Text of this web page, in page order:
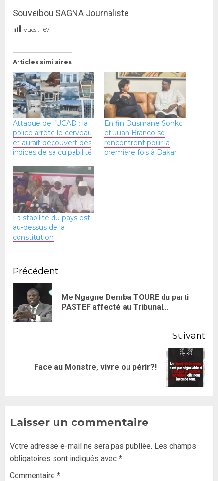
Souveibou SAGNA Journaliste
vues : 167
Articles similaires
Attaque de l’UCAD : la
police arrête le cerveau
et aurait découvert des
indices de sa culpabilité
En fin Ousmane Sonko
et Juan Branco se
rencontrent pour la
première fois à Dakar
La stabilité du pays est
au-dessus de la
constitution
Précédent
Me Ngagne Demba TOURE du parti
PASTEF affecté au Tribunal…
Suivant
Face au Monstre, vivre ou périr?!
Laisser un commentaire
Votre adresse e-mail ne sera pas publiée. Les champs
obligatoires sont indiqués avec *
Commentaire *